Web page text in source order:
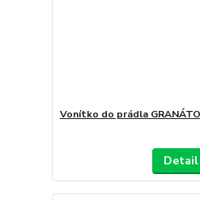
Vonítko do prádla
Detail